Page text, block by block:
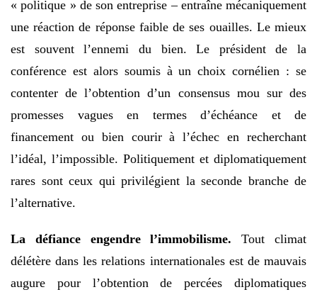
« politique » de son entreprise – entraîne mécaniquement
une réaction de réponse faible de ses ouailles. Le mieux
est souvent l’ennemi du bien. Le président de la
conférence est alors soumis à un choix cornélien : se
contenter de l’obtention d’un consensus mou sur des
promesses vagues en termes d’échéance et de
financement ou bien courir à l’échec en recherchant
l’idéal, l’impossible. Politiquement et diplomatiquement
rares sont ceux qui privilégient la seconde branche de
l’alternative.
La défiance engendre l’immobilisme.Tout climat
délétère dans les relations internationales est de mauvais
augure pour l’obtention de percées diplomatiques